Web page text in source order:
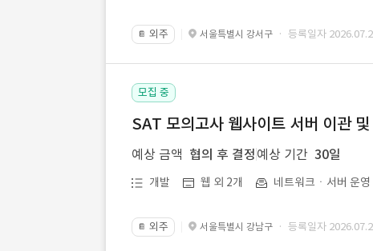
📔 외주 서울특별시 강서구 · 등록일자
모집 중
SAT 모의고사 웹사이트 서버 이관
예상 금액 협의 후 결정 예상 기간 30일
개발 웹 외 2개 네트워크ㆍ서버 운영
📔 외주 서울특별시 강남구 · 등록일자